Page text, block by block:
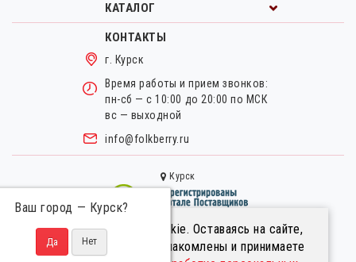
Мы используем файлы cookie. Оставаясь на сайте,
вы подтверждаете, что ознакомлены и принимаете
КАТАЛОГ
КОНТАКТЫ
г. Курск
Время работы и прием звонков:
пн-сб — с 10:00 до 20:00 по МСК
вс — выходной
info@folkberry.ru
Курск
Ваш город — Курск?
Правовая информация.
Пользовательское соглашение.